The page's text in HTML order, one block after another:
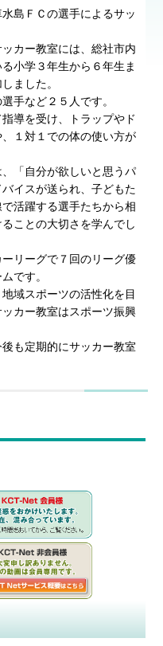
島ＦＣの選手によるサッ
カー教室には、総社市内
小学３年生から６年生ま
ました。
手など２５人です。
導を受け、トラップやド
１対１での体の使い方が
「自分が欲しいと思うパ
イスが送られ、子どもた
活躍する選手たちから相
ことの大切さを学んでし
リーグで７回のリーグ優
です。
域スポーツの活性化を目
カー教室はスポーツ振興
も定期的にサッカー教室